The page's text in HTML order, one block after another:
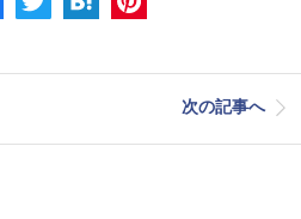
次の記事へ